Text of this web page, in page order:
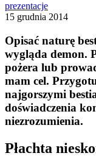
prezentacje
15 grudnia 2014
Opisać naturę
wygląda demon.
pożera lub
mam cel.
najgorszymi
doświadczenia
niezrozumienia.
Płachta